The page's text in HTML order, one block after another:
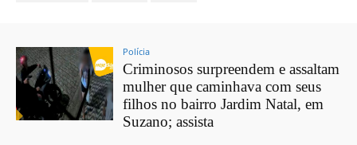
Polícia
Criminosos surpreendem e assaltam
mulher que caminhava com seus
filhos no bairro Jardim Natal, em
Suzano; assista